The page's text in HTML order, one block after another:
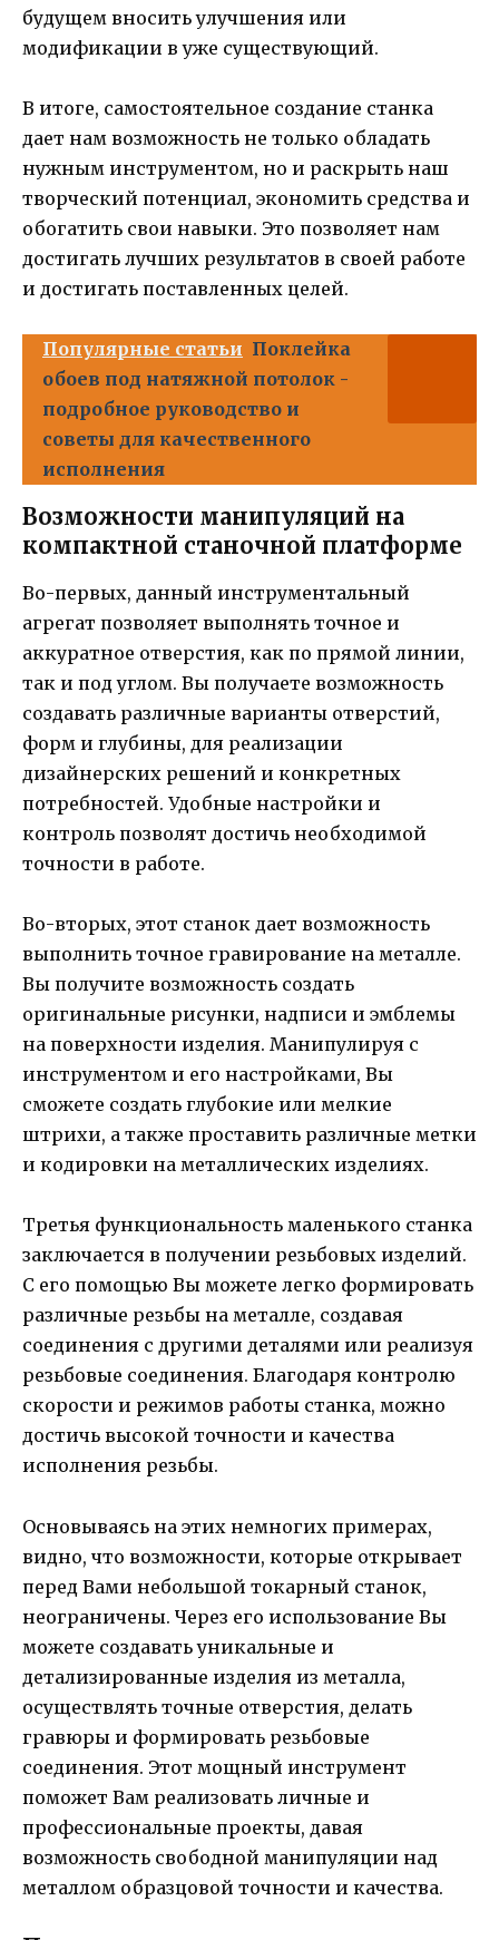
будущем вносить улучшения или
модификации в уже существующий.
В итоге, самостоятельное создание станка
дает нам возможность не только обладать
нужным инструментом, но и раскрыть наш
творческий потенциал, экономить средства и
обогатить свои навыки. Это позволяет нам
достигать лучших результатов в своей работе
и достигать поставленных целей.
Популярные статьи Поклейка
обоев под натяжной потолок -
подробное руководство и
советы для качественного
исполнения
Возможности манипуляций на
компактной станочной платформе
Во-первых, данный инструментальный
агрегат позволяет выполнять точное и
аккуратное отверстия, как по прямой линии,
так и под углом. Вы получаете возможность
создавать различные варианты отверстий,
форм и глубины, для реализации
дизайнерских решений и конкретных
потребностей. Удобные настройки и
контроль позволят достичь необходимой
точности в работе.
Во-вторых, этот станок дает возможность
выполнить точное гравирование на металле.
Вы получите возможность создать
оригинальные рисунки, надписи и эмблемы
на поверхности изделия. Манипулируя с
инструментом и его настройками, Вы
сможете создать глубокие или мелкие
штрихи, а также проставить различные метки
и кодировки на металлических изделиях.
Третья функциональность маленького станка
заключается в получении резьбовых изделий.
С его помощью Вы можете легко формировать
различные резьбы на металле, создавая
соединения с другими деталями или реализуя
резьбовые соединения. Благодаря контролю
скорости и режимов работы станка, можно
достичь высокой точности и качества
исполнения резьбы.
Основываясь на этих немногих примерах,
видно, что возможности, которые открывает
перед Вами небольшой токарный станок,
неограничены. Через его использование Вы
можете создавать уникальные и
детализированные изделия из металла,
осуществлять точные отверстия, делать
гравюры и формировать резьбовые
соединения. Этот мощный инструмент
поможет Вам реализовать личные и
профессиональные проекты, давая
возможность свободной манипуляции над
металлом образцовой точности и качества.